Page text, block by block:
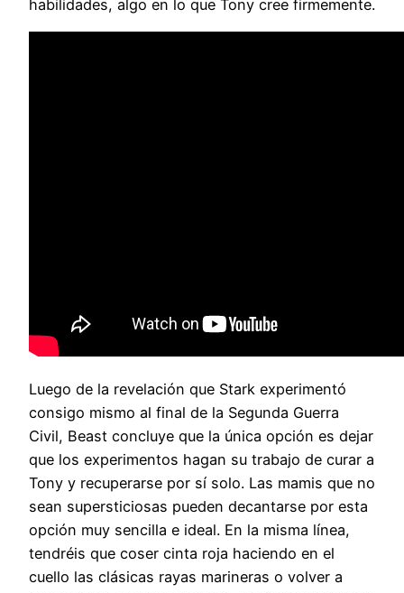
habilidades, algo en lo que Tony cree firmemente.
Luego de la revelación que Stark experimentó
consigo mismo al final de la Segunda Guerra
Civil, Beast concluye que la única opción es dejar
que los experimentos hagan su trabajo de curar a
Tony y recuperarse por sí solo. Las mamis que no
sean supersticiosas pueden decantarse por esta
opción muy sencilla e ideal. En la misma línea,
tendréis que coser cinta roja haciendo en el
cuello las clásicas rayas marineras o volver a